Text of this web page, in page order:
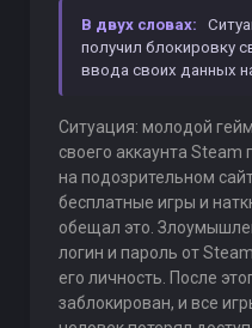
В двух словах:
получил блокировку
ввода своих данных
Ситуация: молодой
своего аккаунта
на подозрительном
бесплатные игры и
обещал это.
логин и пароль от
его личность. После
заблокирован, и все